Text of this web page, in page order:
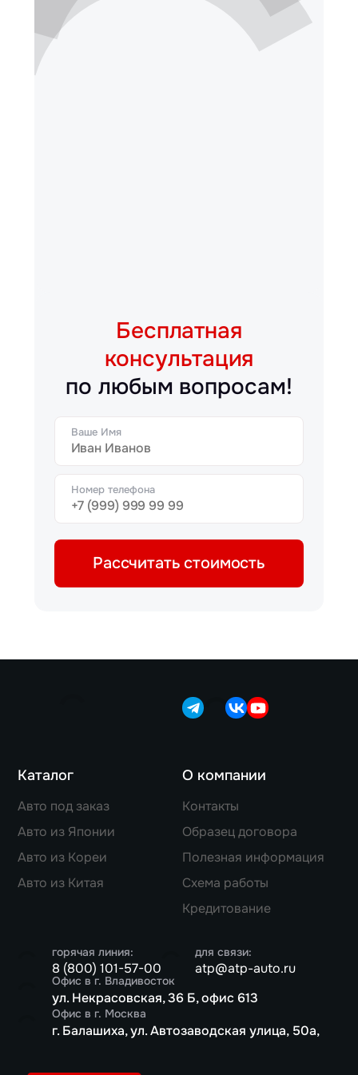
Бесплатная
консультация
по любым вопросам!
Ваше Имя
Номер телефона
Рассчитать стоимость
Каталог
Авто под заказ
Авто из Японии
Авто из Кореи
Авто из Китая
О компании
Контакты
Образец договора
Полезная информация
Схема работы
Кредитование
горячая линия:
8 (800) 101-57-00
для связи:
atp@atp-auto.ru
Офис в г. Владивосток
ул. Некрасовская, 36 Б, офис 613
Офис в г. Москва
г. Балашиха, ул. Автозаводская улица, 50а,